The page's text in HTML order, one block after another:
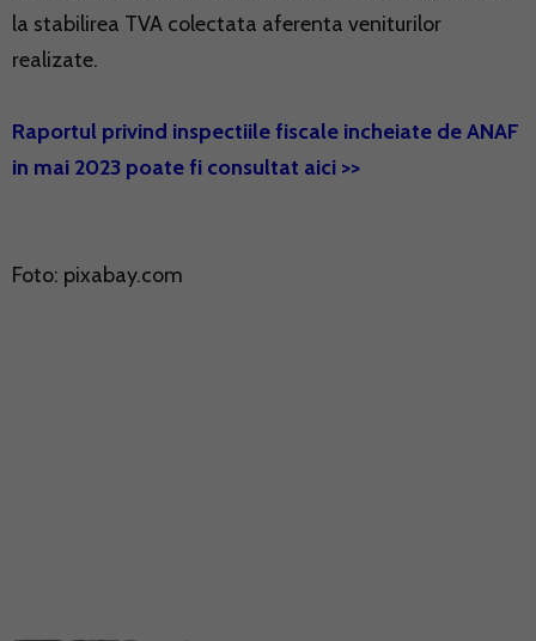
la stabilirea TVA colectata aferenta veniturilor
realizate.
Raportul privind inspectiile fiscale incheiate de ANAF
in mai 2023 poate fi consultat aici >>
Foto: pixabay.com